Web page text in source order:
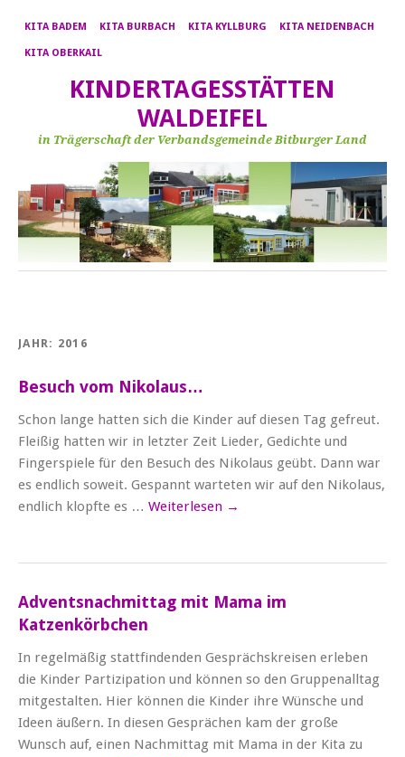
KITA BADEM KITA BURBACH KITA KYLLBURG KITA NEIDENBACH
KITA OBERKAIL
KINDERTAGESSTÄTTEN
WALDEIFEL
in Trägerschaft der Verbandsgemeinde Bitburger Land
JAHR: 2016
Besuch vom Nikolaus…
Schon lange hatten sich die Kinder auf diesen Tag gefreut.
Fleißig hatten wir in letzter Zeit Lieder, Gedichte und
Fingerspiele für den Besuch des Nikolaus geübt. Dann war
es endlich soweit. Gespannt warteten wir auf den Nikolaus,
endlich klopfte es … Weiterlesen →
Adventsnachmittag mit Mama im
Katzenkörbchen
In regelmäßig stattfindenden Gesprächskreisen erleben
die Kinder Partizipation und können so den Gruppenalltag
mitgestalten. Hier können die Kinder ihre Wünsche und
Ideen äußern. In diesen Gesprächen kam der große
Wunsch auf, einen Nachmittag mit Mama in der Kita zu